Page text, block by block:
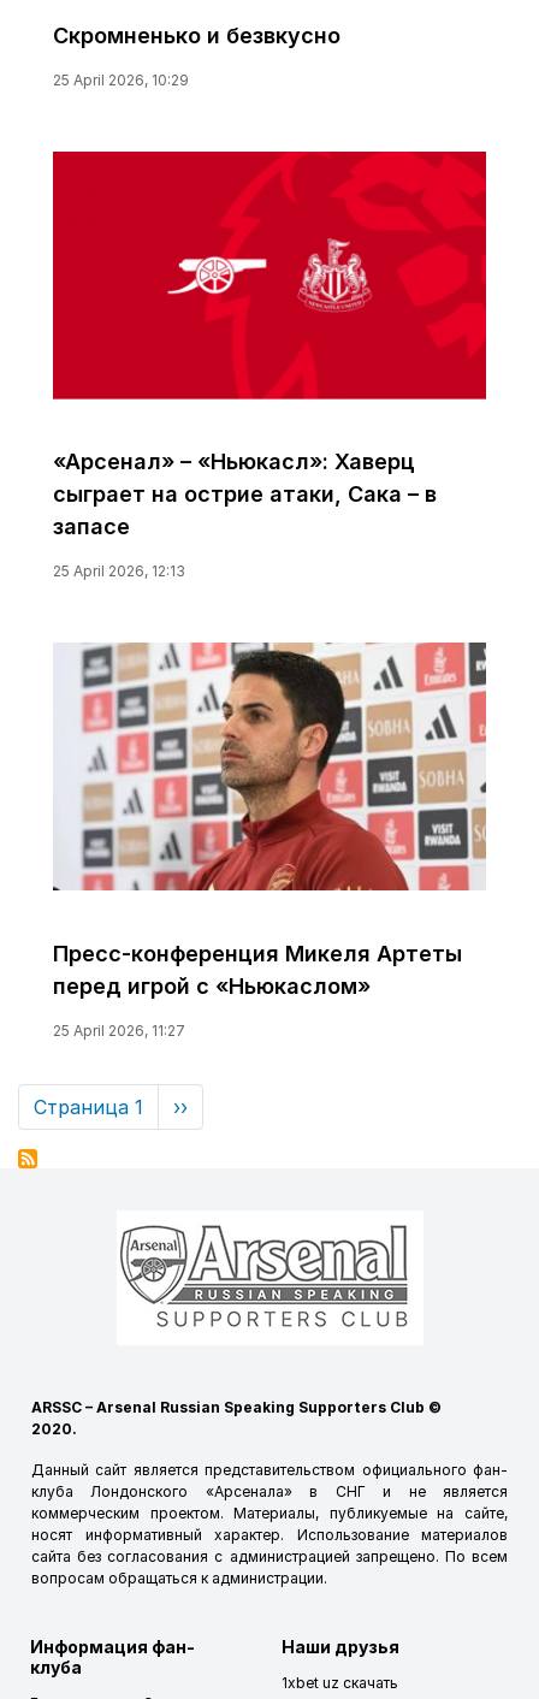
Скромненько и безвкусно
25 April 2026, 10:29
«Арсенал» – «Ньюкасл»: Хаверц
сыграет на острие атаки, Сака – в
запасе
25 April 2026, 12:13
Пресс-конференция Микеля Артеты
перед игрой с «Ньюкаслом»
25 April 2026, 11:27
Нумерация
страниц
Страница 1
Следующая
страница
››
ARSSC – Arsenal Russian Speaking Supporters Club ©
2020.
Данный сайт является представительством официального фан-
клуба Лондонского «Арсенала» в СНГ и не является
коммерческим проектом. Материалы, публикуемые на сайте,
носят информативный характер. Использование материалов
сайта без согласования с администрацией запрещено. По всем
вопросам обращаться к администрации.
Информация фан-
клуба
Наши друзья
1xbet uz скачать